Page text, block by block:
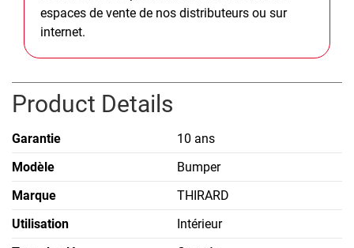
espaces de vente de nos distributeurs ou sur
internet.
Product Details
Garantie
10 ans
Modèle
Bumper
Marque
THIRARD
Utilisation
Intérieur